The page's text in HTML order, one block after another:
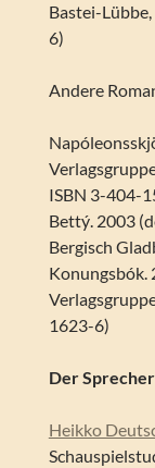
Bastei-
6)
Andere
ISBN 3-404-
Bettý. 2003
Bergisch
Konungsbók.
1623-6)
Der Sprecher
Heikko